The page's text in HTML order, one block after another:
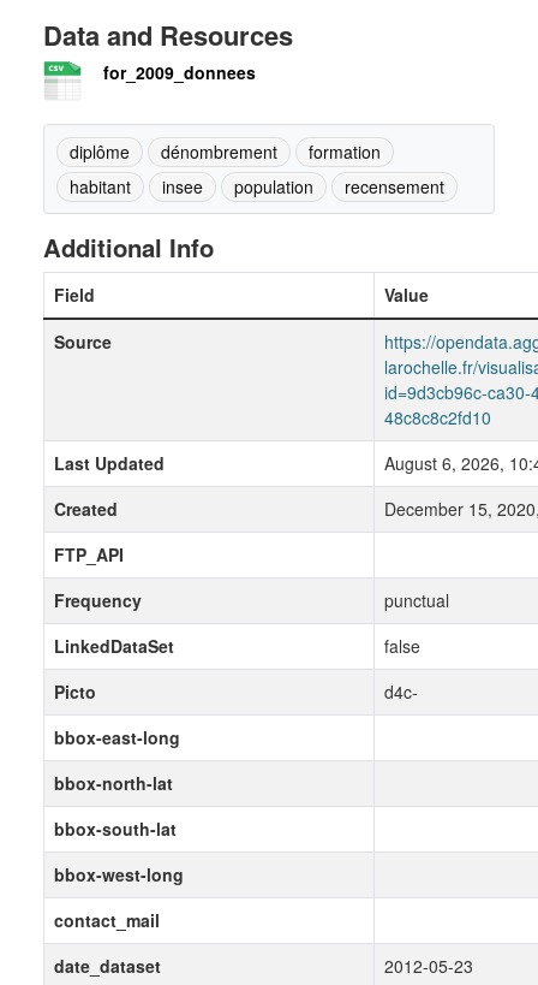
Data and Resources
for_2009_donnees
diplôme dénombrement
formation
habitant
insee population recensement
Additional Info
Field
Value
Source
https://
larochelle.fr/
id=9d3cb96c-ca30-
48c8c8c2fd10
Last Updated
August 6, 2026,
Created
December 15,
FTP_API
Frequency
punctual
LinkedDataSet
false
Picto
d4c-
bbox-east-long
bbox-north-lat
bbox-south-lat
bbox-west-long
contact_mail
date_dataset
2012-05-23